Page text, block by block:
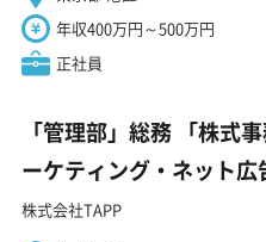
年収400万円～500万円
正社員
「管理部」総務 「株式
ーケティング・ネット広
株式会社TAPP